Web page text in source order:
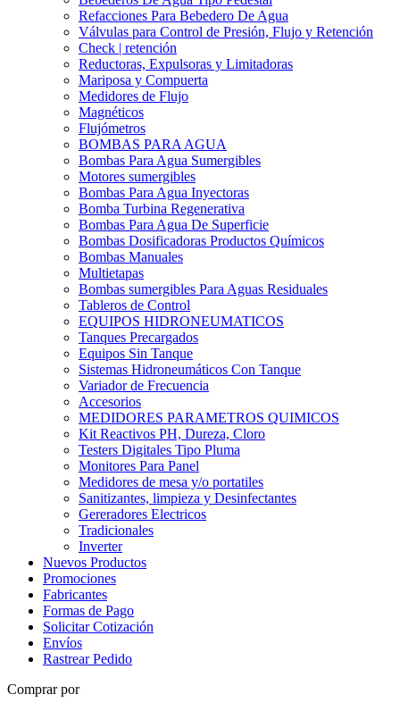
Refacciones Para Bebedero De Agua
Válvulas para Control de Presión, Flujo y Retención
Check | retención
Reductoras, Expulsoras y Limitadoras
Mariposa y Compuerta
Medidores de Flujo
Magnéticos
Flujómetros
BOMBAS PARA AGUA
Bombas Para Agua Sumergibles
Motores sumergibles
Bombas Para Agua Inyectoras
Bomba Turbina Regenerativa
Bombas Para Agua De Superficie
Bombas Dosificadoras Productos Químicos
Bombas Manuales
Multietapas
Bombas sumergibles Para Aguas Residuales
Tableros de Control
EQUIPOS HIDRONEUMATICOS
Tanques Precargados
Equipos Sin Tanque
Sistemas Hidroneumáticos Con Tanque
Variador de Frecuencia
Accesorios
MEDIDORES PARAMETROS QUIMICOS
Kit Reactivos PH, Dureza, Cloro
Testers Digitales Tipo Pluma
Monitores Para Panel
Medidores de mesa y/o portatiles
Sanitizantes, limpieza y Desinfectantes
Gereradores Electricos
Tradicionales
Inverter
Nuevos Productos
Promociones
Fabricantes
Formas de Pago
Solicitar Cotización
Envíos
Rastrear Pedido
Comprar por